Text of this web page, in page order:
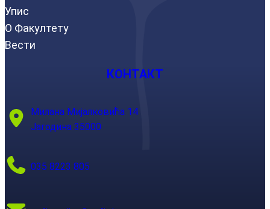
Упис
О Факултету
Вести
КОНТАКТ
Милана Мијалковића 14
Јагодина 35000
035 8223 805